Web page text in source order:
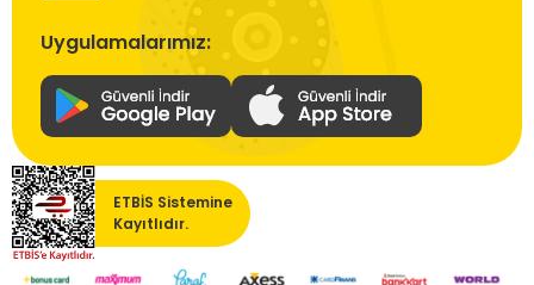
Uygulamalarımız:
ETBİS Sistemine
Kayıtlıdır.